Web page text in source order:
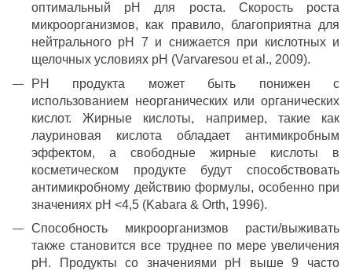
оптимальный рН для роста. Скорость роста
микроорганизмов, как правило, благоприятна для
нейтрального pH 7 и снижается при кислотных и
щелочных условиях pH (Varvaresou et al., 2009).
РН продукта может быть понижен с
использованием неорганических или органических
кислот. Жирные кислоты, например, такие как
лауриновая кислота обладает антимикробным
эффектом, а свободные жирные кислоты в
косметическом продукте будут способствовать
антимикробному действию формулы, особенно при
значениях pH <4,5 (Kabara & Orth, 1996).
Способность микроорганизмов расти/выживать
также становится все труднее по мере увеличения
рН. Продукты со значениями pH выше 9 часто